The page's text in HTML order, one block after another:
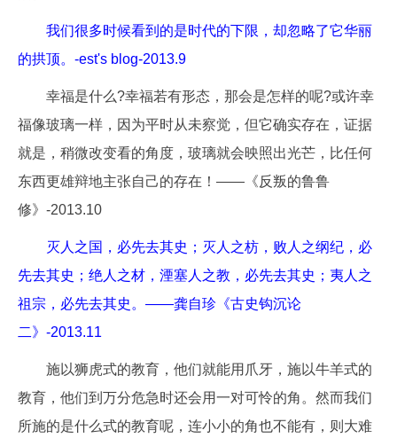
我们很多时候看到的是时代的下限，却忽略了它华丽
的拱顶。-est's blog-2013.9
幸福是什么?幸福若有形态，那会是怎样的呢?或许幸
福像玻璃一样，因为平时从未察觉，但它确实存在，证据
就是，稍微改变看的角度，玻璃就会映照出光芒，比任何
东西更雄辩地主张自己的存在！——《反叛的鲁鲁
修》-2013.10
灭人之国，必先去其史；灭人之枋，败人之纲纪，必
先去其史；绝人之材，湮塞人之教，必先去其史；夷人之
祖宗，必先去其史。——龚自珍《古史钩沉论
二》-2013.11
施以狮虎式的教育，他们就能用爪牙，施以牛羊式的
教育，他们到万分危急时还会用一对可怜的角。然而我们
所施的是什么式的教育呢，连小小的角也不能有，则大难